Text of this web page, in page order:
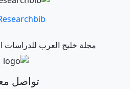
مجلة خليج العرب للدراسات
تواصل